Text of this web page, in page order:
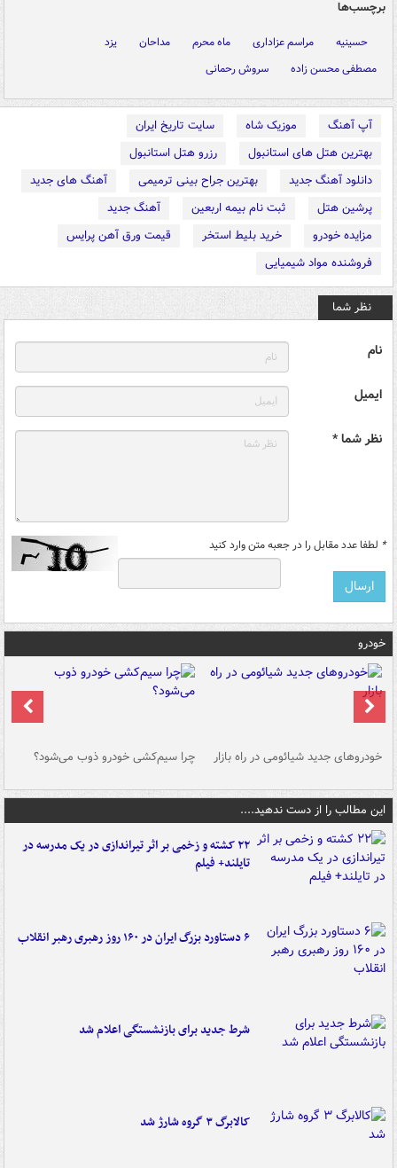
برچسب‌ها
حسینیه مراسم عزاداری ماه محرم مداحان
یزد
مصطفی محسن زاده
سروش رحمانی
آپ آهنگ موزیک شاه
سایت تاریخ ایران
بهترین هتل های استانبول
رزرو هتل استانبول
دانلود آهنگ جدید
بهترین جراح بینی ترمیمی
آهنگ های جدید
پرشین هتل
ثبت نام بیمه اربعین
آهنگ جدید
مزایده خودرو
خرید بلیط استخر
قیمت ورق آهن پرایس
فروشنده مواد شیمیایی
نظر شما
نام
ایمیل
نظر شما *
* لطفا عدد مقابل را در جعبه متن وارد کنید
خودرو
خودروهای جدید شیائومی در راه بازار چرا سیم‌کشی خودرو ذوب می‌شود؟
این مطالب را از دست ندهید....
۲۲ کشته و زخمی بر اثر تیراندازی در یک مدرسه در
تایلند+ فیلم
۶ دستاورد بزرگ ایران در ۱۶۰ روز رهبری رهبر انقلاب
شرط جدید برای بازنشستگی اعلام شد
کالابرگ ۳ گروه شارژ شد